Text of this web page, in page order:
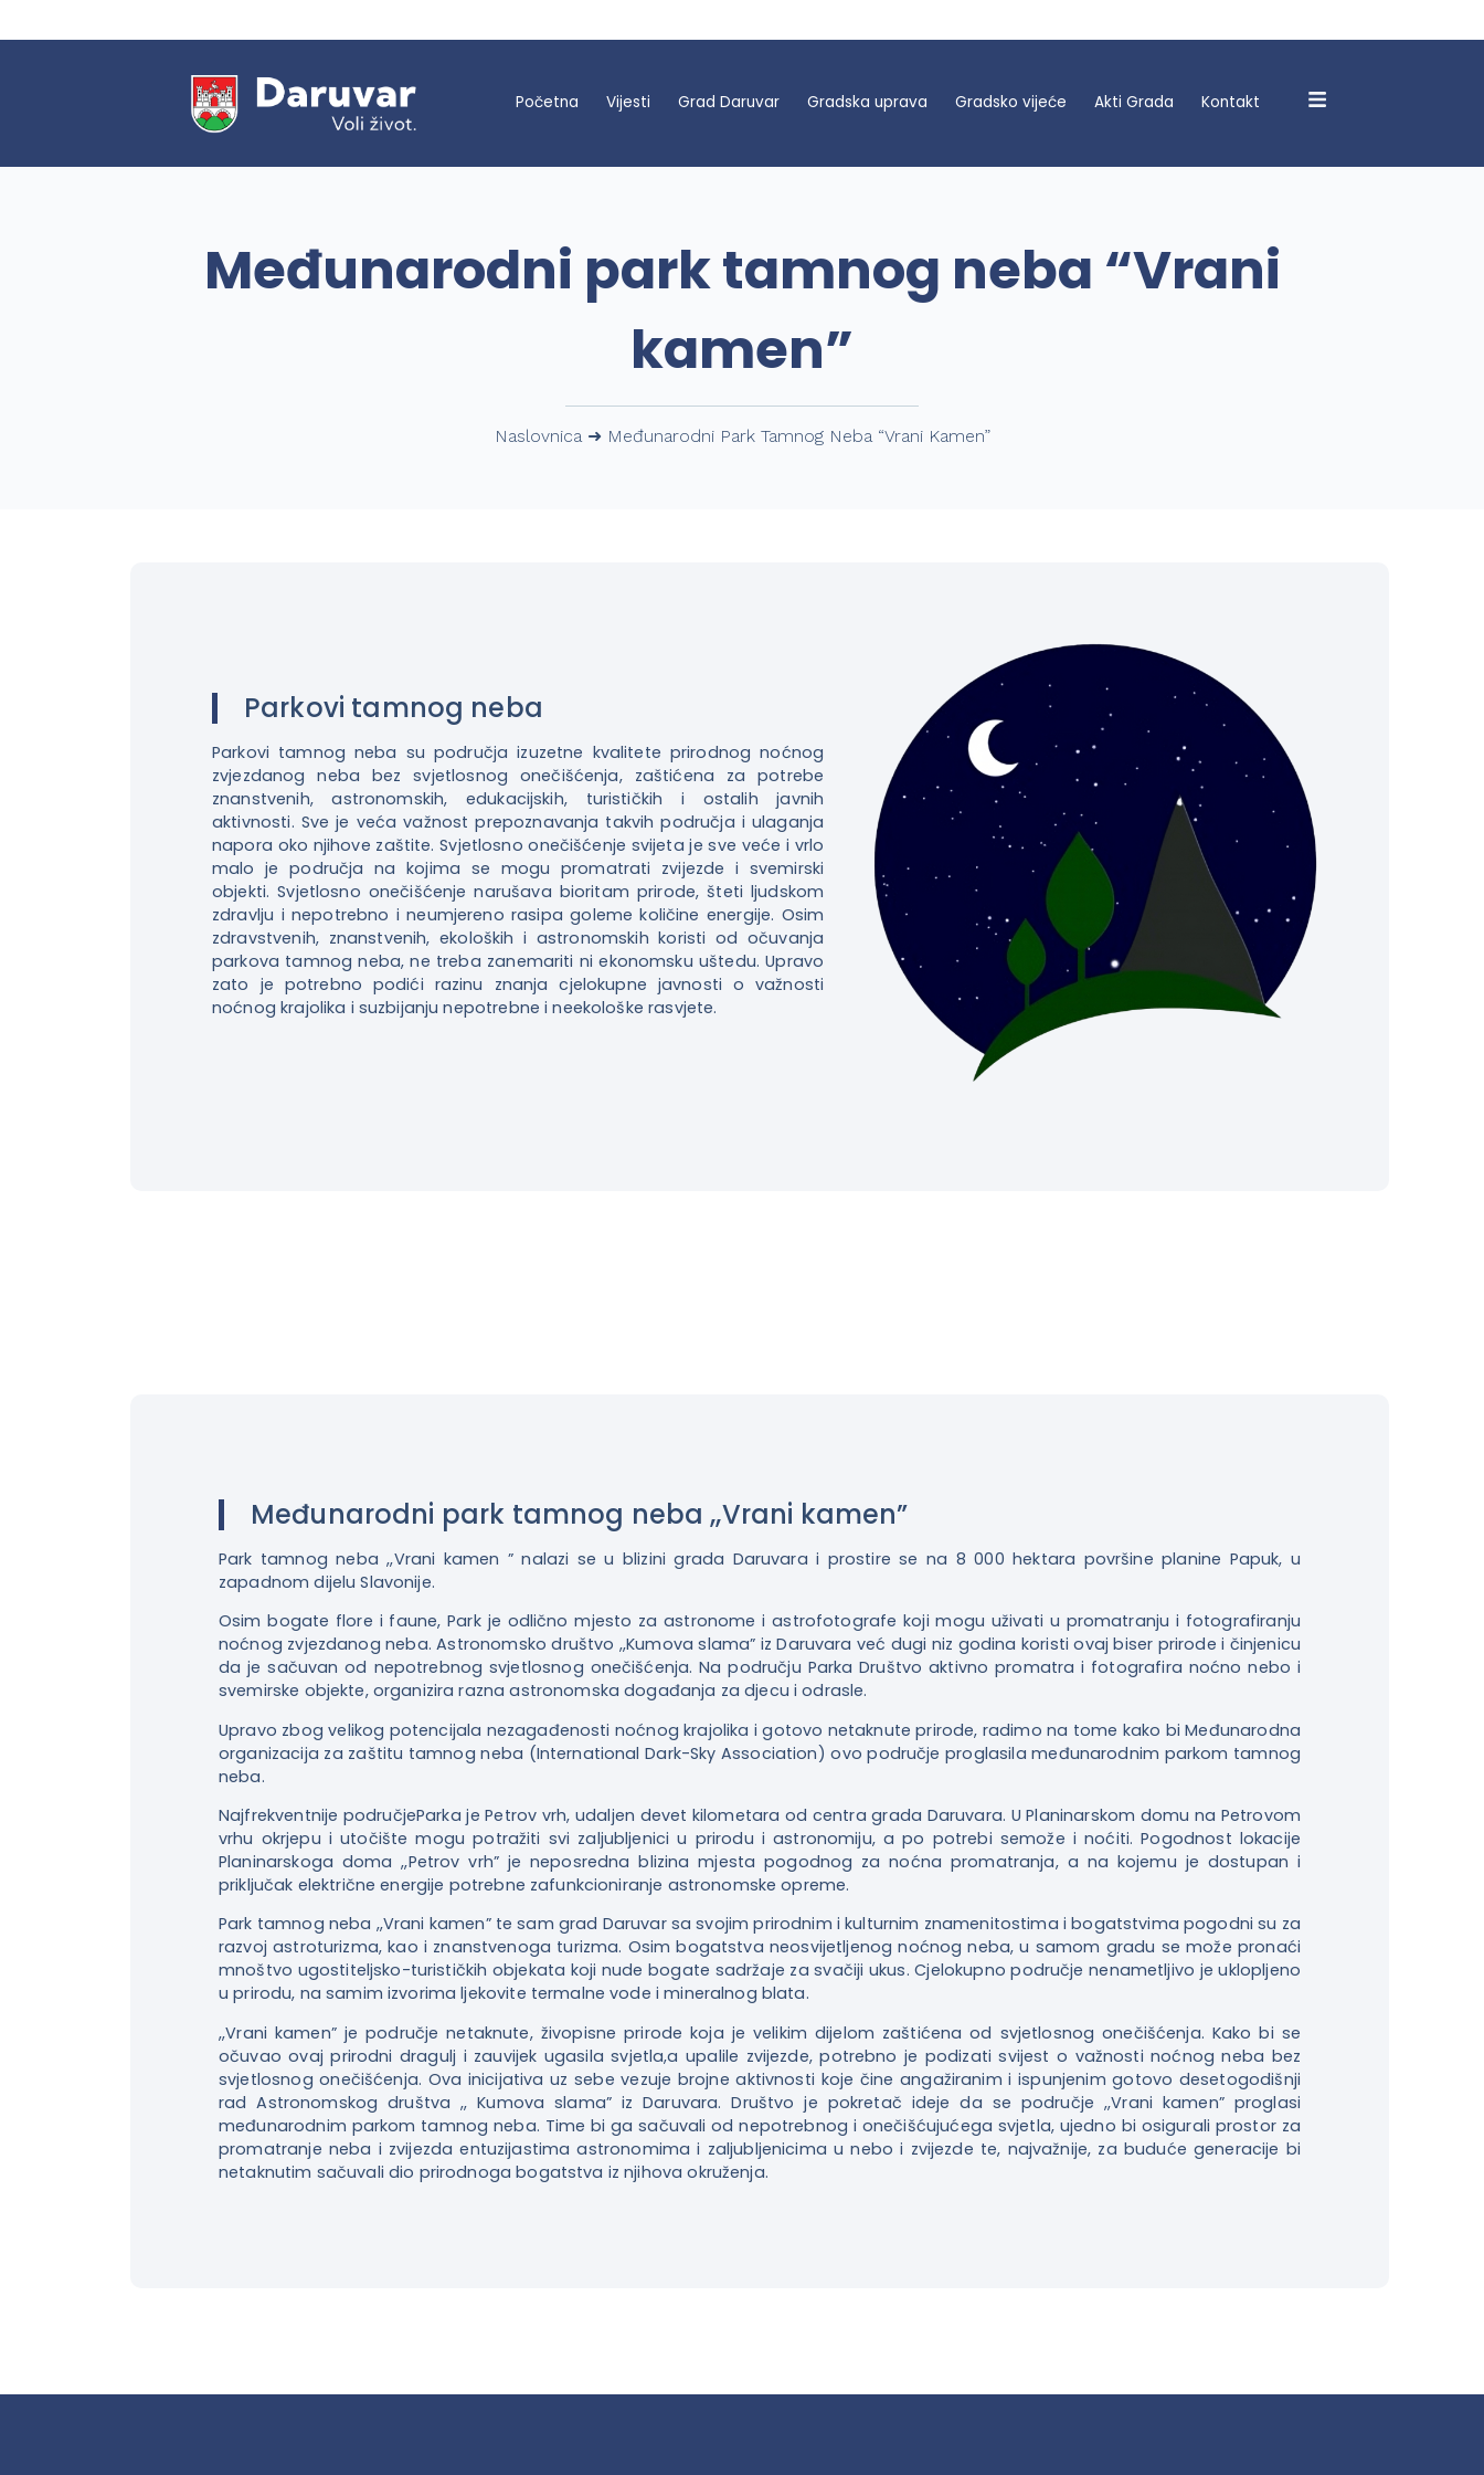
Početna Vijesti Grad Daruvar Gradska uprava Gradsko vijeće Akti Grada Kontakt
Međunarodni park tamnog neba “Vrani
kamen”
Naslovnica➜ Međunarodni Park Tamnog Neba “Vrani Kamen”
Parkovi tamnog neba
Parkovi tamnog neba su područja izuzetne kvalitete prirodnog noćnog
zvjezdanog neba bez svjetlosnog onečišćenja, zaštićena za potrebe
znanstvenih, astronomskih, edukacijskih, turističkih i ostalih javnih
aktivnosti. Sve je veća važnost prepoznavanja takvih područja i ulaganja
napora oko njihove zaštite. Svjetlosno onečišćenje svijeta je sve veće i vrlo
malo je područja na kojima se mogu promatrati zvijezde i svemirski
objekti. Svjetlosno onečišćenje narušava bioritam prirode, šteti ljudskom
zdravlju i nepotrebno i neumjereno rasipa goleme količine energije. Osim
zdravstvenih, znanstvenih, ekoloških i astronomskih koristi od očuvanja
parkova tamnog neba, ne treba zanemariti ni ekonomsku uštedu. Upravo
zato je potrebno podići razinu znanja cjelokupne javnosti o važnosti
noćnog krajolika i suzbijanju nepotrebne i neekološke rasvjete.
Međunarodni park tamnog neba ,,Vrani kamen”
Park tamnog neba ,,Vrani kamen ” nalazi se u blizini grada Daruvara i prostire se na 8 000 hektara površine planine Papuk, u
zapadnom dijelu Slavonije.
Osim bogate flore i faune, Park je odlično mjesto za astronome i astrofotografe koji mogu uživati u promatranju i fotografiranju
noćnog zvjezdanog neba. Astronomsko društvo ,,Kumova slama” iz Daruvara već dugi niz godina koristi ovaj biser prirode i činjenicu
da je sačuvan od nepotrebnog svjetlosnog onečišćenja. Na području Parka Društvo aktivno promatra i fotografira noćno nebo i
svemirske objekte, organizira razna astronomska događanja za djecu i odrasle.
Upravo zbog velikog potencijala nezagađenosti noćnog krajolika i gotovo netaknute prirode, radimo na tome kako bi Međunarodna
organizacija za zaštitu tamnog neba (International Dark-Sky Association) ovo područje proglasila međunarodnim parkom tamnog
neba.
Najfrekventnije područjeParka je Petrov vrh, udaljen devet kilometara od centra grada Daruvara. U Planinarskom domu na Petrovom
vrhu okrjepu i utočište mogu potražiti svi zaljubljenici u prirodu i astronomiju, a po potrebi semože i noćiti. Pogodnost lokacije
Planinarskoga doma ,,Petrov vrh” je neposredna blizina mjesta pogodnog za noćna promatranja, a na kojemu je dostupan i
priključak električne energije potrebne zafunkcioniranje astronomske opreme.
Park tamnog neba ,,Vrani kamen” te sam grad Daruvar sa svojim prirodnim i kulturnim znamenitostima i bogatstvima pogodni su za
razvoj astroturizma, kao i znanstvenoga turizma. Osim bogatstva neosvijetljenog noćnog neba, u samom gradu se može pronaći
mnoštvo ugostiteljsko-turističkih objekata koji nude bogate sadržaje za svačiji ukus. Cjelokupno područje nenametljivo je uklopljeno
u prirodu, na samim izvorima ljekovite termalne vode i mineralnog blata.
,,Vrani kamen” je područje netaknute, živopisne prirode koja je velikim dijelom zaštićena od svjetlosnog onečišćenja. Kako bi se
očuvao ovaj prirodni dragulj i zauvijek ugasila svjetla,a upalile zvijezde, potrebno je podizati svijest o važnosti noćnog neba bez
svjetlosnog onečišćenja. Ova inicijativa uz sebe vezuje brojne aktivnosti koje čine angažiranim i ispunjenim gotovo desetogodišnji
rad Astronomskog društva ,, Kumova slama” iz Daruvara. Društvo je pokretač ideje da se područje ,,Vrani kamen” proglasi
međunarodnim parkom tamnog neba. Time bi ga sačuvali od nepotrebnog i onečišćujućega svjetla, ujedno bi osigurali prostor za
promatranje neba i zvijezda entuzijastima astronomima i zaljubljenicima u nebo i zvijezde te, najvažnije, za buduće generacije bi
netaknutim sačuvali dio prirodnoga bogatstva iz njihova okruženja.